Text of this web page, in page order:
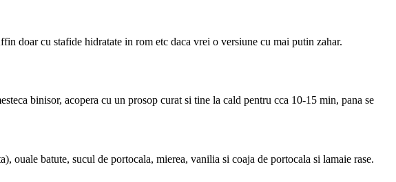
doar cu stafide hidratate in rom etc daca vrei o versiune cu mai putin zahar.
binisor, acopera cu un prosop curat si tine la cald pentru cca 10-15 min, pana se
batute, sucul de portocala, mierea, vanilia si coaja de portocala si lamaie rase.